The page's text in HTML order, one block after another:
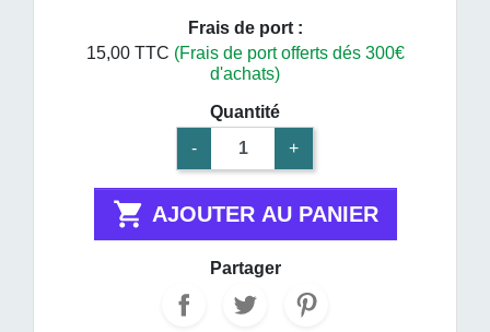
Frais de port :
15,00 TTC (Frais de port offerts dés 300€
d'achats)
Quantité
-
+
 AJOUTER AU PANIER
Partager